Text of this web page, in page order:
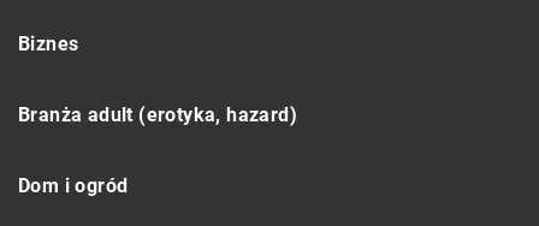
Biznes
Branża adult (erotyka, hazard)
Dom i ogród